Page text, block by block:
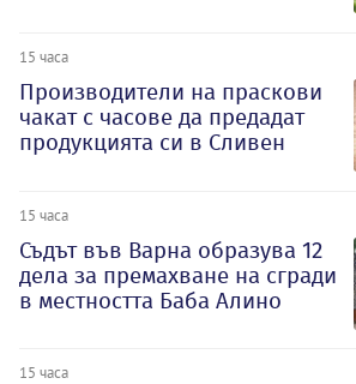
15 часа
Производители на праскови
чакат с часове да предадат
продукцията си в Сливен
15 часа
Съдът във Варна образува 12
дела за премахване на сгради
в местността Баба Алино
15 часа